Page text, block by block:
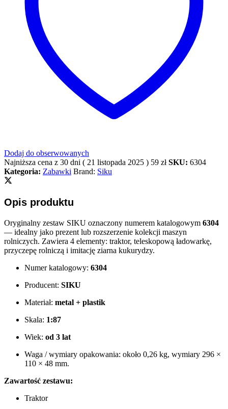
Dodaj do obserwowanych
Najniższa cena z 30 dni ( 21 listopada 2025 ) 59 zł SKU: 6304
Kategoria: Zabawki Brand: Siku
Opis produktu
Oryginalny zestaw SIKU oznaczony numerem katalogowym 6304
— idealny jako prezent lub rozszerzenie kolekcji maszyn
rolniczych. Zawiera 4 elementy: traktor, teleskopową ładowarkę,
przyczepę rolniczą i imitację ziarna kukurydzy.
Numer katalogowy: 6304
Producent: SIKU
Materiał: metal + plastik
Skala: 1:87
Wiek: od 3 lat
Waga / wymiary opakowania: około 0,26 kg, wymiary 296 ×
110 × 48 mm.
Zawartość zestawu:
Traktor